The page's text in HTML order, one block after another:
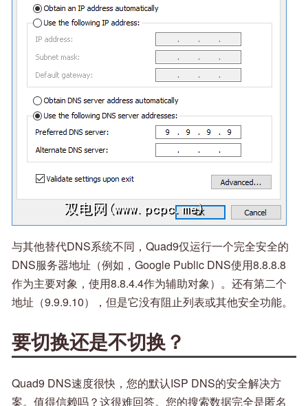
与其他替代DNS系统不同，Quad9仅运行一个完全安全的
DNS服务器地址（例如，Google Public DNS使用8.8.8.8
作为主要对象，使用8.8.4.4作为辅助对象）。还有第二个
地址（9.9.9.10），但是它没有阻止列表或其他安全功能。
要切换还是不切换？
Quad9 DNS速度很快，您的默认ISP DNS的安全解决方
案。值得信赖吗？这很难回答。您的搜索数据完全是匿名